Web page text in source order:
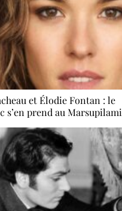
et Élodie Fontan : le
s’en prend au Marsupilami